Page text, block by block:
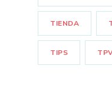
TIENDA
TIPS